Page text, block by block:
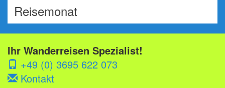
Ihr Wanderreisen Spezialist!
+49 (0) 3695 622 073
Kontakt